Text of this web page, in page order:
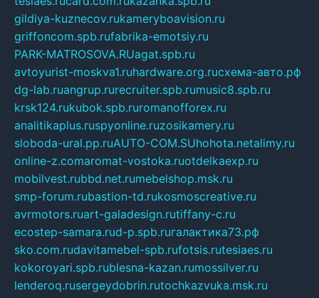
gildiya-kuznecov.rukameryboavision.ru
griffoncom.spb.rufabrika-emotsiy.ru
PARK-MATROSOVA.RUagat.spb.ru
avtoyurist-moskva1.ruhardware.org.ruсхема-авто.рф
dg-lab.ruangrup.rurecruiter.spb.rumusic8.spb.ru
krsk124.rukubok.spb.ruromanofforex.ru
analitikaplus.ruspyonline.ruzosikamery.ru
sloboda-ural.pp.ruAUTO-COM.SUhohota.netalimy.ru
online-z.comaromat-vostoka.ruotdelkaexp.ru
mobilvest.rubbd.net.rumebelshop.msk.ru
smp-forum.rubastion-td.rukosmoscreative.ru
avrmotors.ruart-galadesign.rutiffany-c.ru
ecostep-samara.rud-p.spb.ruгалактика73.рф
sko.com.rudavitamebel-spb.rufotsis.rutesiaes.ru
kokoroyari.spb.rublesna-kazan.rumossilver.ru
lenderoq.rusergeydobrin.rutochkazvuka.msk.ru